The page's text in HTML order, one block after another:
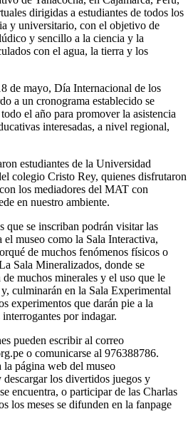
dirigidas a estudiantes de todos los
y universitario, con el objetivo de
y sencillo a la ciencia y la
con el agua, la tierra y los
de mayo, Día Internacional de los
a un cronograma establecido se
el año para promover la asistencia
interesadas, a nivel regional,
estudiantes de la Universidad
colegio Cristo Rey, quienes disfrutaron
los mediadores del MAT con
en nuestro ambiente.
que se inscriban podrán visitar las
el museo como la Sala Interactiva,
de muchos fenómenos físicos o
Sala Mineralizados, donde se
de muchos minerales y el uso que le
culminarán en la Sala Experimental
experimentos que darán pie a la
por indagar.
pueden escribir al correo
o comunicarse al 976388786.
la página web del museo
los divertidos juegos y
encuentra, o participar de las Charlas
los meses se difunden en la fanpage